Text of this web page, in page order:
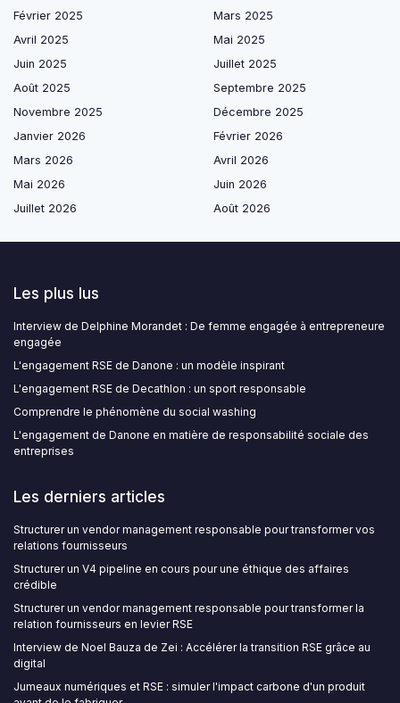
Février 2025
Mars 2025
Avril 2025
Mai 2025
Juin 2025
Juillet 2025
Août 2025
Septembre 2025
Novembre 2025
Décembre 2025
Janvier 2026
Février 2026
Mars 2026
Avril 2026
Mai 2026
Juin 2026
Juillet 2026
Août 2026
Les plus lus
Interview de Delphine Morandet : De femme engagée à entrepreneure
engagée
L'engagement RSE de Danone : un modèle inspirant
L'engagement RSE de Decathlon : un sport responsable
Comprendre le phénomène du social washing
L'engagement de Danone en matière de responsabilité sociale des
entreprises
Les derniers articles
Structurer un vendor management responsable pour transformer vos
relations fournisseurs
Structurer un V4 pipeline en cours pour une éthique des affaires
crédible
Structurer un vendor management responsable pour transformer la
relation fournisseurs en levier RSE
Interview de Noel Bauza de Zei : Accélérer la transition RSE grâce au
digital
Jumeaux numériques et RSE : simuler l'impact carbone d'un produit